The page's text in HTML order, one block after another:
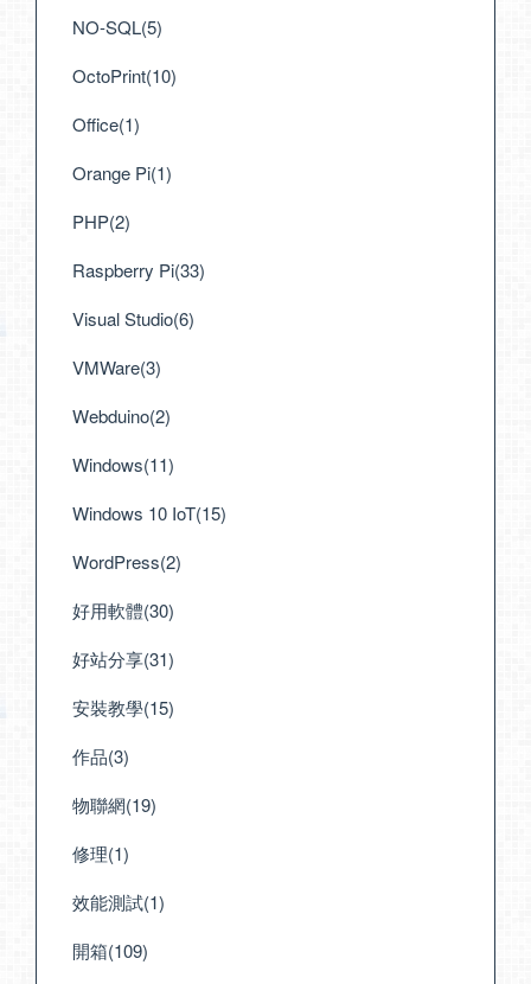
NO-SQL(5)
OctoPrint(10)
Office(1)
Orange Pi(1)
PHP(2)
Raspberry Pi(33)
Visual Studio(6)
VMWare(3)
Webduino(2)
Windows(11)
Windows 10 IoT(15)
WordPress(2)
好用軟體(30)
好站分享(31)
安裝教學(15)
作品(3)
物聯網(19)
修理(1)
效能測試(1)
開箱(109)